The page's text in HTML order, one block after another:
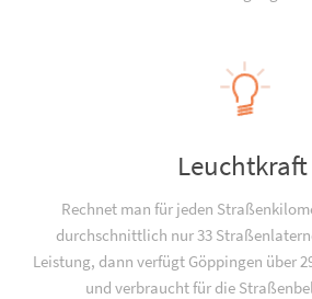
Leuchtkraft
Rechnet man für jeden
durchschnittlich nur 33
Leistung, dann verfügt Göppingen über
und verbraucht für die